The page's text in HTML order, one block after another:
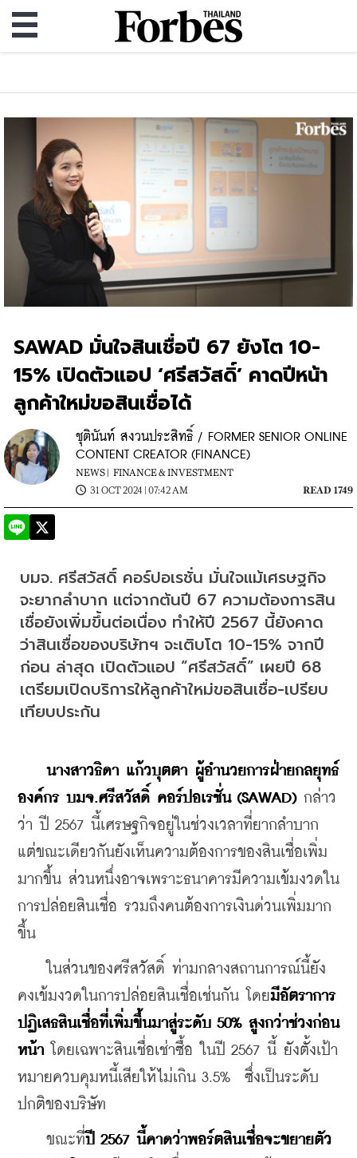
SAWAD มั่นใจสินเชื่อปี 67 ยังโต 10-
15% เปิดตัวแอป ‘ศรีสวัสดิ์’ คาดปีหน้า
ลูกค้าใหม่ขอสินเชื่อได้
ชุตินันท์ สงวนประสิทธิ์ / FORMER SENIOR ONLINE
CONTENT CREATOR (FINANCE)
NEWS | FINANCE & INVESTMENT
31 OCT 2024 | 07:42 AM
READ 1749
บมจ. ศรีสวัสดิ์ คอร์ปอเรชั่น มั่นใจแม้เศรษฐกิจ
จะยากลำบาก แต่จากต้นปี 67 ความต้องการสิน
เชื่อยังเพิ่มขึ้นต่อเนื่อง ทำให้ปี 2567 นี้ยังคาด
ว่าสินเชื่อของบริษัทฯ จะเติบโต 10-15% จากปี
ก่อน ล่าสุด เปิดตัวแอป “ศรีสวัสดิ์” เผยปี 68
เตรียมเปิดบริการให้ลูกค้าใหม่ขอสินเชื่อ-เปรียบ
เทียบประกัน
นางสาวธิดา แก้วบุตตา ผู้อำนวยการฝ่ายกลยุทธ์
องค์กร บมจ.ศรีสวัสดิ์ คอร์ปอเรชั่น (SAWAD) กล่าว
ว่า ปี 2567 นี้เศรษฐกิจอยู่ในช่วงเวลาที่ยากลำบาก
แต่ขณะเดียวกันยังเห็นความต้องการของสินเชื่อเพิ่ม
มากขึ้น ส่วนหนึ่งอาจเพราะธนาคารมีความเข้มงวดใน
การปล่อยสินเชื่อ รวมถึงคนต้องการเงินด่วนเพิ่มมาก
ขึ้น
ในส่วนของศรีสวัสดิ์ ท่ามกลางสถานการณ์นี้ยัง
คงเข้มงวดในการปล่อยสินเชื่อเช่นกัน โดยมีอัตราการ
ปฏิเสธสินเชื่อที่เพิ่มขึ้นมาสู่ระดับ 50% สูงกว่าช่วงก่อน
หน้า
โดยเฉพาะสินเชื่อเช่าซื้อ ในปี 2567 นี้ ยังตั้งเป้า
หมายควบคุมหนี้เสียให้ไม่เกิน 3.5%  ซึ่งเป็นระดับ
ปกติของบริษัท
ขณะที่ปี 2567 นี้คาดว่าพอร์ตสินเชื่อจะขยายตัว